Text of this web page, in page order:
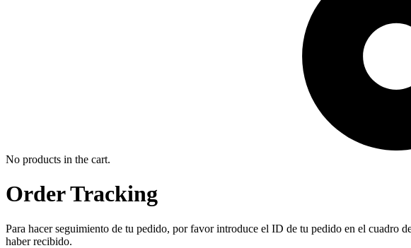
No products in the cart.
Order Tracking
Para hacer seguimiento de tu pedido, por favor introduce el ID de tu pedido en el cuadro
haber recibido.